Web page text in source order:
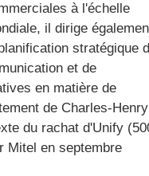
à l'échelle
il dirige
stratégique
et de
en matière de
de Charles-Henry
du rachat d'Unify
Mitel en septembre